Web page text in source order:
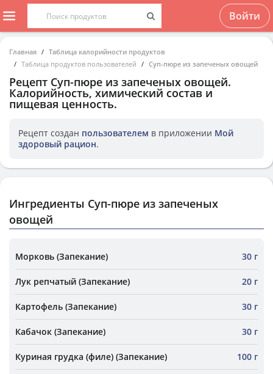
Войти
Главная
Таблица калорийности продуктов
Таблица продуктов пользователей
Суп-пюре из запеченых овощей
Рецепт Суп-пюре из запеченых овощей.
Калорийность, химический состав и
пищевая ценность.
Рецепт создан пользователем в приложении Мой
здоровый рацион.
Ингредиенты Суп-пюре из запеченых
овощей
Морковь (Запекание) 30 г
Лук репчатый (Запекание) 20 г
Картофель (Запекание) 30 г
Кабачок (Запекание) 30 г
Куриная грудка (филе) (Запекание) 100 г